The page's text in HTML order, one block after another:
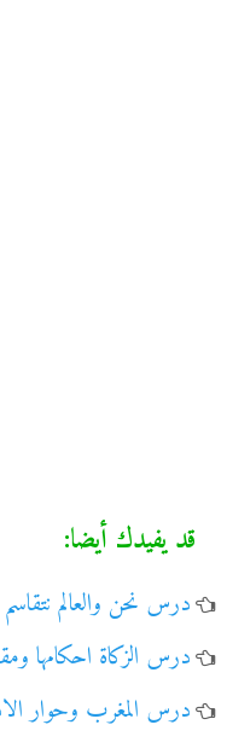
قد يفيدك أيضا:
درس نحن والعالم
درس الزكاة احكامها
درس المغرب وحوار